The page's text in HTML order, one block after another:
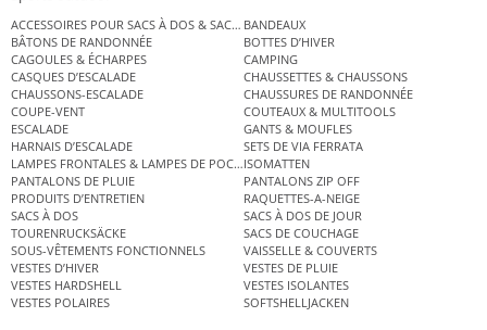
ACCESSOIRES POUR SACS À DOS & SACS ÉTANCHES
BANDEAUX
BÂTONS DE RANDONNÉE
BOTTES D’HIVER
CAGOULES & ÉCHARPES
CAMPING
CASQUES D’ESCALADE
CHAUSSETTES & CHAUSSONS
CHAUSSONS-ESCALADE
CHAUSSURES DE RANDONNÉE
COUPE-VENT
COUTEAUX & MULTITOOLS
ESCALADE
GANTS & MOUFLES
HARNAIS D’ESCALADE
SETS DE VIA FERRATA
LAMPES FRONTALES & LAMPES DE POCHEISOMATTEN
PANTALONS DE PLUIE
PANTALONS ZIP OFF
PRODUITS D’ENTRETIEN
RAQUETTES-A-NEIGE
SACS À DOS
SACS À DOS DE JOUR
TOURENRUCKSÄCKE
SACS DE COUCHAGE
SOUS-VÊTEMENTS FONCTIONNELS
VAISSELLE & COUVERTS
VESTES D’HIVER
VESTES DE PLUIE
VESTES HARDSHELL
VESTES ISOLANTES
VESTES POLAIRES
SOFTSHELLJACKEN